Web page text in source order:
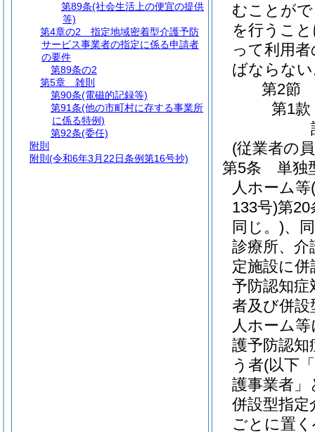
むことが
を行うこ
って利用
ばならな
第2節
第1款
(従業者の
第5条
単独
人ホーム等
133号)第20
同じ。)、
診療所、介
定施設に
予防認知症
者及び併設
人ホーム
護予防認知
う者(以下
護事業者」
併設型指定
ごとに置
第89条(社会生活上の便宜の提供
等)
第4章の2
指定地域密着型介護予防
サービス事業者の指定に係る申請者
の要件
第89条の2
第5章
雑則
第90条(電磁的記録等)
第91条(他の市町村に存する事業所
に係る特例)
第92条(委任)
附則
附則 (令和6年3月22日条例第16号抄)